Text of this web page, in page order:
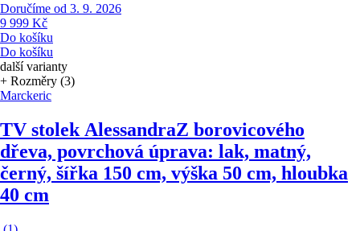
Doručíme od 3. 9. 2026
9 999 Kč
Do košíku
Do košíku
další varianty
+ Rozměry (3)
Marckeric
TV stolek AlessandraZ borovicového
dřeva, povrchová úprava: lak, matný,
černý, šířka 150 cm, výška 50 cm, hloubka
40 cm